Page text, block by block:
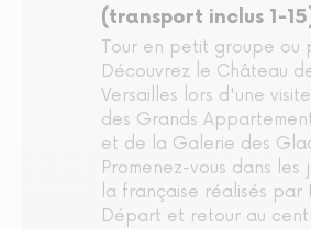
(transport inclus 1-
Tour en petit groupe ou
Découvrez le Château
Versailles lors d'une
des Grands
et de la Galerie des
Promenez-vous dans les
la française réalisés par
Départ et retour au